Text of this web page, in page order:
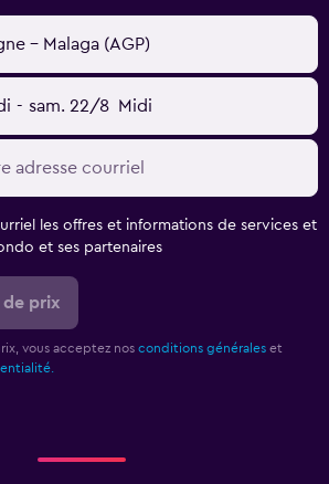
- Malaga (AGP)
- sam. 22/8 Midi
les offres et informations de services et
et ses partenaires
de prix
vous acceptez nos conditions générales et